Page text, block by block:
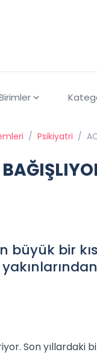
/ Psikiyatri /
büyük bir
Son yıllardaki